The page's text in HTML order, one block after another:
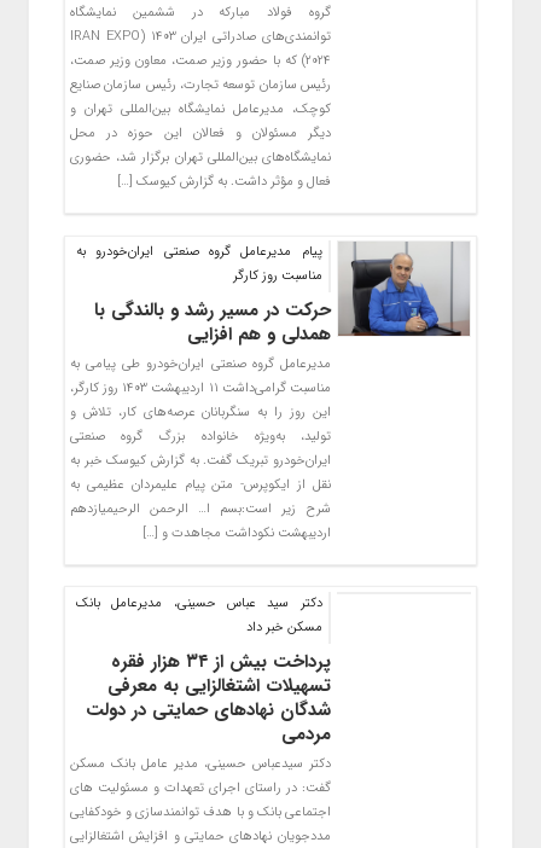
گروه فولاد مبارکه در ششمین نمایشگاه
توانمندی‌های صادراتی ایران ۱۴۰۳ (IRAN EXPO
2024) که با حضور وزیر صمت، معاون وزیر صمت،
رئیس سازمان توسعه تجارت، رئیس سازمان صنایع
کوچک، مدیرعامل نمایشگاه بین‌المللی تهران و
دیگر مسئولان و فعالان این حوزه در محل
نمایشگاه‌های بین‌المللی تهران برگزار شد، حضوری
فعال و مؤثر داشت. به گزارش کیوسک […]
پیام مدیرعامل گروه صنعتی ایران‌خودرو به
مناسبت روز کارگر
حرکت در مسیر رشد و بالندگی با
همدلی و هم افزایی
مدیرعامل گروه صنعتی ایران‌خودرو طی پیامی به
مناسبت گرامی‌داشت ۱۱ اردیبهشت ۱۴۰۳ روز کارگر،
این روز را به سنگربانان عرصه‌های کار، تلاش و
تولید، به‌ویژه خانواده بزرگ گروه صنعتی
ایران‌خودرو تبریک گفت. به گزارش کیوسک خبر به
نقل از ایکوپرس- متن پیام علیمردان عظیمی به
شرح زیر است:بسم ا… الرحمن الرحیمیازدهم
اردیبهشت نکوداشت مجاهدت و […]
دکتر سید عباس حسینی، مدیرعامل بانک
مسکن خبر داد
پرداخت بیش از ۳۴ هزار فقره
تسهیلات اشتغالزایی به معرفی
شدگان نهادهای حمایتی در دولت
مردمی
دکتر سیدعباس حسینی، مدیر عامل بانک مسکن
گفت: در راستای اجرای تعهدات و مسئولیت های
اجتماعی بانک و با هدف توانمندسازی و خودکفایی
مددجویان نهادهای حمایتی و افزایش اشتغالزایی